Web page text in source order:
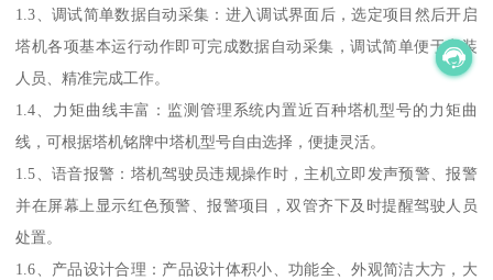
1.3、调试简单数据自动采集：进入调试界面后，选定项目然后开启
塔机各项基本运行动作即可完成数据自动采集，调试简单便于安装
人员、精准完成工作。
1.4、力矩曲线丰富：监测管理系统内置近百种塔机型号的力矩曲
线，可根据塔机铭牌中塔机型号自由选择，便捷灵活。
1.5、语音报警：塔机驾驶员违规操作时，主机立即发声预警、报警
并在屏幕上显示红色预警、报警项目，双管齐下及时提醒驾驶人员
处置。
1.6、产品设计合理：产品设计体积小、功能全、外观简洁大方，大